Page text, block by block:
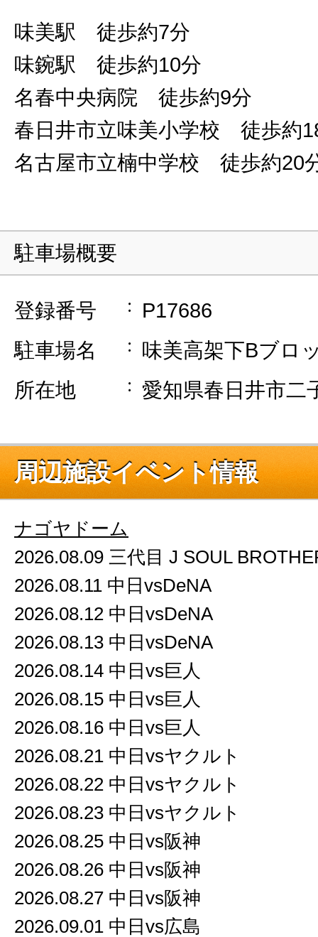
味美駅 徒歩約7分
味鋺駅 徒歩約10分
名春中央病院 徒歩約9分
春日井市立味美小学校 徒歩約
名古屋市立楠中学校 徒歩約20
駐車場概要
登録番号
P17686
駐車場名
味美高架下Bブロ
所在地
愛知県春日井市二
周辺施設イベント情報
ナゴヤドーム
2026.08.09 三代目 J SOUL
2026.08.11 中日vsDeNA
2026.08.12 中日vsDeNA
2026.08.13 中日vsDeNA
2026.08.14 中日vs巨人
2026.08.15 中日vs巨人
2026.08.16 中日vs巨人
2026.08.21 中日vsヤクルト
2026.08.22 中日vsヤクルト
2026.08.23 中日vsヤクルト
2026.08.25 中日vs阪神
2026.08.26 中日vs阪神
2026.08.27 中日vs阪神
2026.09.01 中日vs広島